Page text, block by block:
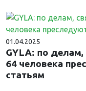
01.04.2025
GYLA: по
64 человека
статьям